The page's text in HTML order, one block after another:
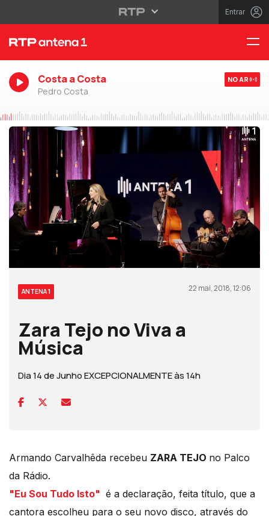
Entrar
Costa a Costa
Pedro Costa
NO AR
ANTENA 1 22 mai, 2018, 12:06
Zara Tejo no Viva a
Música
Dia 14 de Junho EXCEPCIONALMENTE às 14h
Armando Carvalhêda recebeu ZARA TEJO no Palco
da Rádio.
"Eu Sou Tudo Isto" é a declaração, feita título, que a
cantora escolheu para o seu novo disco, através do